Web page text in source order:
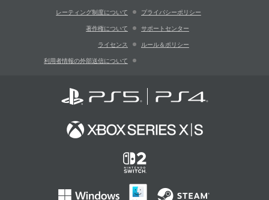
レーティング制度について プライバシーポリシー
著作権について サポートセンター
ライセンス ルール＆ポリシー
利用者情報の外部送信について